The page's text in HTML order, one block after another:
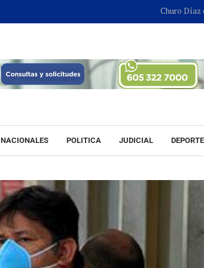
Churo Díaz continuará en
NACIONALES POLITICA JUDICIAL